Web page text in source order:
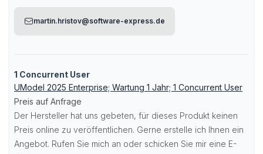
martin.hristov@software-express.de
1 Concurrent User
UModel 2025 Enterprise; Wartung 1 Jahr; 1 Concurrent User
Preis auf Anfrage
Der Hersteller hat uns gebeten, für dieses Produkt keinen
Preis online zu veröffentlichen. Gerne erstelle ich Ihnen ein
Angebot. Rufen Sie mich an oder schicken Sie mir eine E-